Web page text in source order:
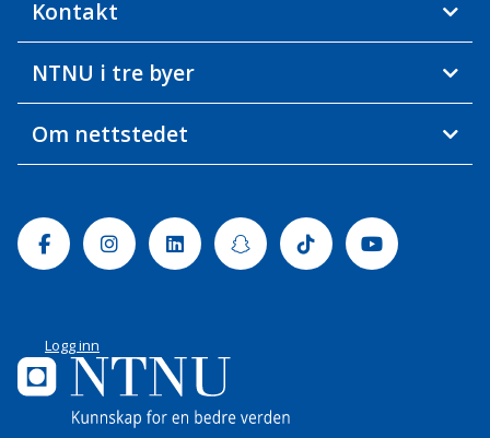
Kontakt
NTNU i tre byer
Om nettstedet
FacebookInstagramLinkedinSnapchatTiktok Youtube
Logg inn